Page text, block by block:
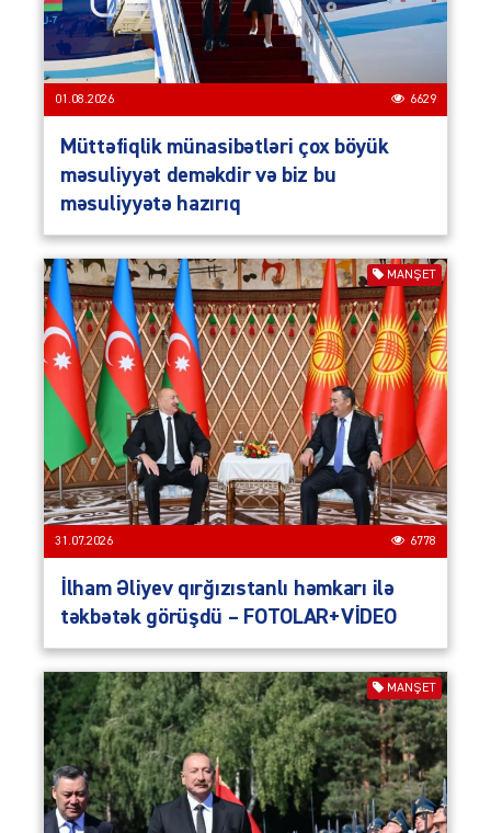
01.08.2026 6629
Müttəfiqlik münasibətləri çox böyük
məsuliyyət deməkdir və biz bu
məsuliyyətə hazırıq
MANŞET
31.07.2026 6778
İlham Əliyev qırğızıstanlı həmkarı ilə
təkbətək görüşdü – FOTOLAR+VİDEO
MANŞET